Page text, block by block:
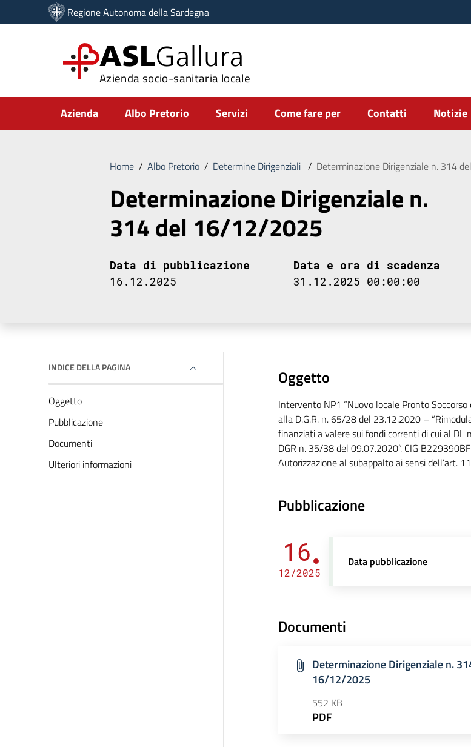
Vai ai contenuti
Vai al menu di navigazione
Regione Autonoma della Sardegna
ASLGallura
Azienda socio-sanitaria locale
Submenu
Azienda Albo Pretorio Servizi Come fare per Contatti Notizie
Home / Albo Pretorio / Determine Dirigenziali / Determinazione Dirigenziale n. 314
Determinazione Dirigenziale n.
314 del 16/12/2025
Data di pubblicazione
16.12.2025
Data e ora di scadenza
31.12.2025 00:00:00
INDICE DELLA PAGINA
Oggetto
Pubblicazione
Documenti
Ulteriori informazioni
Oggetto
Intervento NP1 “Nuovo locale Pronto Soccorso
alla D.G.R. n. 65/28 del 23.12.2020 –
finanziati a valere sui fondi correnti di cui al
DGR n. 35/38 del 09.07.2020”. CIG
Autorizzazione al subappalto ai sensi dell’art.
Pubblicazione
16
12/2025
Data pubblicazione
Documenti
Determinazione Dirigenziale n.
16/12/2025
552 KB
PDF